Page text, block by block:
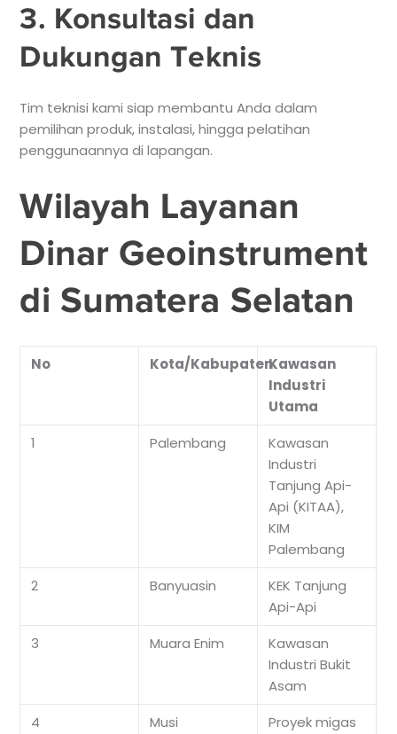
3. Konsultasi dan
Dukungan Teknis
Tim teknisi kami siap membantu Anda dalam
pemilihan produk, instalasi, hingga pelatihan
penggunaannya di lapangan.
Wilayah Layanan
Dinar Geoinstrument
di Sumatera Selatan
No Kota/KabupatenKawasan
Industri
Utama
1
Palembang
Kawasan
Industri
Tanjung Api-
Api (KITAA),
KIM
Palembang
2
Banyuasin
KEK Tanjung
Api-Api
3
Muara Enim
Kawasan
Industri Bukit
Asam
4
Musi
Proyek migas